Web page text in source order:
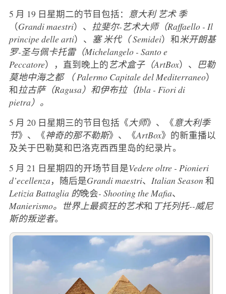
5 月 19 日星期二的节目包括： 意大利 艺术 季
（Grandi maestri）、 拉斐尔-艺术大师（Raffaello - Il
principe delle arti）、 塞 米代（Semidei）和米开朗基
罗-圣与佩卡托雷（Michelangelo - Santo e
Peccatore），直到晚上的艺术盒子（ArtBox）、 巴勒
莫地中海之都
（ Palermo Capitale del Mediterraneo）
和拉古萨（Ragusa）和伊布拉（Ibla - Fiori di
pietra）。
5 月 20 日星期三的节目包括《大师》、《意大利季
节》、《神奇的那不勒斯》、《ArtBox》的新重播以
及关于巴勒莫和巴洛克西西里岛的纪录片。
5 月 21 日星期四的开场节目是Vedere oltre - Pionieri
d’ecellenza，随后是Grandi maestri、 Italian Season 和
Letizia Battaglia 的晚会- Shooting the Mafia、
Manierismo。世界上最疯狂的艺术和 丁托列托--威尼
斯的叛逆者。